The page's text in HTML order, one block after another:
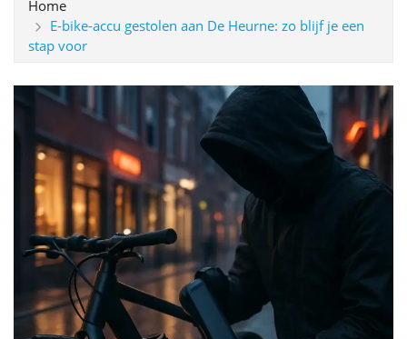
Home
E-bike-accu gestolen aan De Heurne: zo blijf je een
stap voor